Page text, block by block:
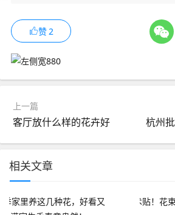
赞2
上一篇
客厅放什么样的花卉好
相关文章